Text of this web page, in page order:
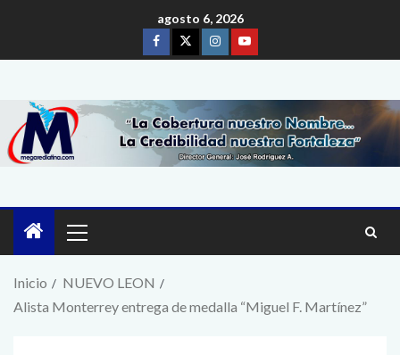
agosto 6, 2026
Inicio
NUEVO LEON
Alista Monterrey entrega de medalla “Miguel F. Martínez”